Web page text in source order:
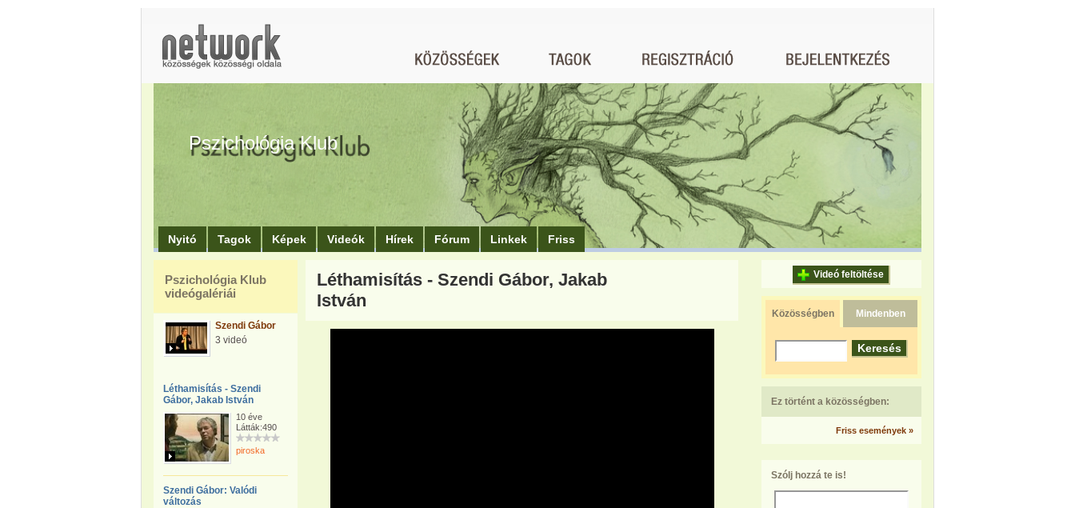
Pszichológia Klub
Nyitó Tagok Képek Videók Hírek Fórum Linkek Friss
Pszichológia Klub
videógalériái
Szendi Gábor
3 videó
Léthamisítás - Szendi
Gábor, Jakab István
10 éve
Látták:490
piroska
Szendi Gábor: Valódi
változás
Léthamisítás - Szendi Gábor, Jakab
István
Videó feltöltése
Közösségben Mindenben
Ez történt a közösségben:
Friss események »
Szólj hozzá te is!